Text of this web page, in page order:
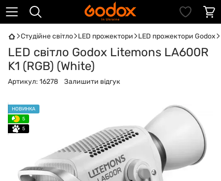
Студійне світло LED прожектори LED прожектори Godox
LED світло Godox Litemons LA600R
K1 (RGB) (White)
Артикул: 16278 Залишити відгук
НОВИНКА
5
5